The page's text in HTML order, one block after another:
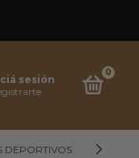
sesión
0
DEPORTIVOS